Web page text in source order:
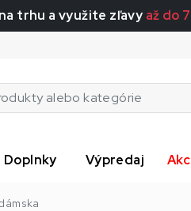
trhu a využite zľavy až do
Doplnky Výpredaj